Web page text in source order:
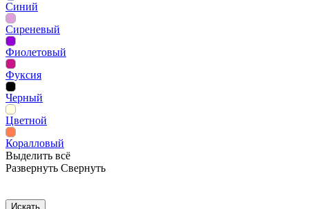
Синий
Сиреневый
Фиолетовый
Фуксия
Черный
Цветной
Коралловый
Выделить всё
Развернуть Свернуть